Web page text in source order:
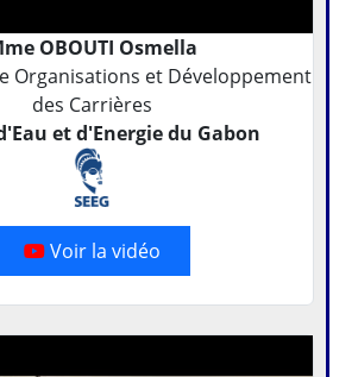
OBOUTI Osmella
Organisations et Développement
des Carrières
et d'Energie du Gabon
Voir la vidéo